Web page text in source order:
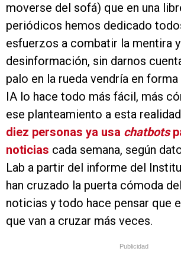
moverse del sofá) que en una
periódicos hemos dedicado
esfuerzos a combatir la mentira
desinformación, sin darnos
palo en la rueda vendría en
IA lo hace todo más fácil, más
ese planteamiento a esta
diez personas ya usa chatbots
noticias cada semana, según
Lab a partir del informe del
han cruzado la puerta cómoda
noticias y todo hace pensar que
que van a cruzar más veces.
Publicidad